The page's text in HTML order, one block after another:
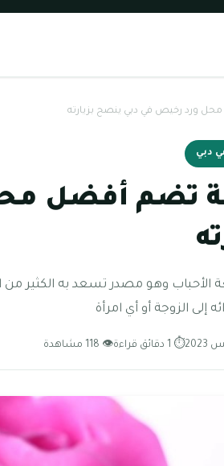
ورد رخيص في دبي ينصح بزيارته
دبي
تضم أفضل
الأحباب وهو مصدر تسعد به الكثير
إلى الزوجة أو أي امرأة
⏱ 1 دقائق قراءة 👁 118 مشاهدة